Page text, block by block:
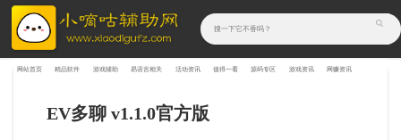
网站首页 精品软件 游戏辅助 易语言相关 活动资讯 值得一看 源码专区 游戏资讯 网赚资讯
EV多聊 v1.1.0官方版